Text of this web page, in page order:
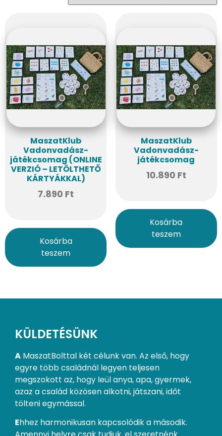
MaszatKlub
Vadonvadász-
játékcsomag (ONLINE
VERZIÓ – LETÖLTHETŐ
KÁRTYÁKKAL)
7.890 Ft
Kosárba
teszem
MaszatKlub
Vadonvadász-
játékcsomag
10.890 Ft
Kosárba
teszem
KÜLDETÉSÜNK
A MaszatBolttal két célunk van. Az első, hogy
egyre több családnál legyen teljesen
megszokott az, hogy leül anya, apa, gyermek,
azaz a család közösen alkotni, játszani, időt
tölteni egymással.
Ehhez harmonikusan kapcsolódik a második.